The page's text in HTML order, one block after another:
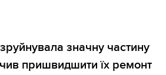
значну частину
пришвидшити їх ремонт